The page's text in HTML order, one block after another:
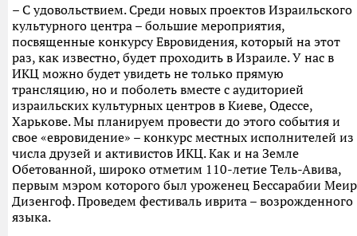
– С удовольствием. Среди новых проектов Израильского
культурного центра – большие мероприятия,
посвященные конкурсу Евровидения, который на этот
раз, как известно, будет проходить в Израиле. У нас в
ИКЦ можно будет увидеть не только прямую
трансляцию, но и поболеть вместе с аудиторией
израильских культурных центров в Киеве, Одессе,
Харькове. Мы планируем провести до этого события и
свое «евровидение» – конкурс местных исполнителей из
числа друзей и активистов ИКЦ. Как и на Земле
Обетованной, широко отметим 110-летие Тель-Авива,
первым мэром которого был уроженец Бессарабии Меир
Дизенгоф. Проведем фестиваль иврита – возрожденного
языка.